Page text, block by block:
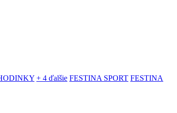
+ 4 ďalšie FESTINA SPORT FESTINA